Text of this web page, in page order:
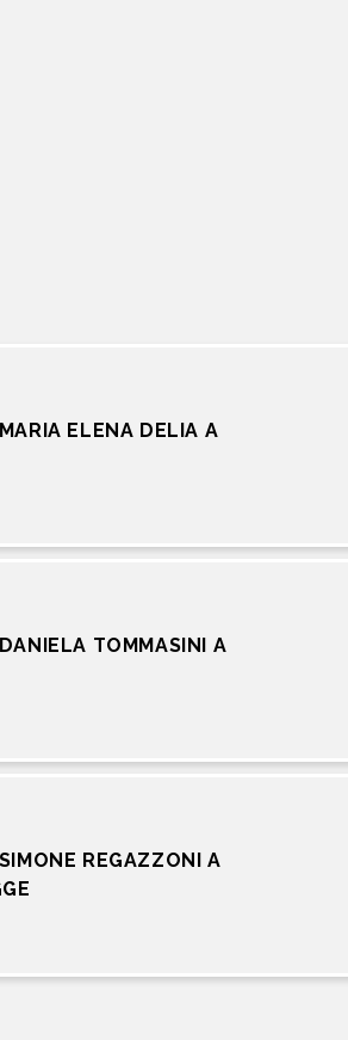
ELENA DELIA A
TOMMASINI A
REGAZZONI A